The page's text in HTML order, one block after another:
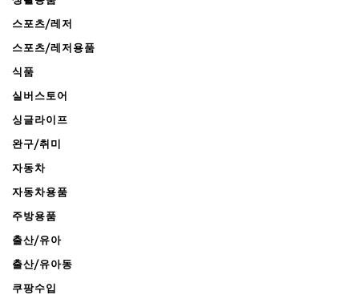
스포츠/레저
스포츠/레저용품
식품
실버스토어
싱글라이프
완구/취미
자동차
자동차용품
주방용품
출산/유아
출산/유아동
쿠팡수입